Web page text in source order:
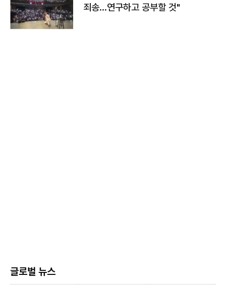
죄송…연구하고 공부할 것"
글로벌 뉴스